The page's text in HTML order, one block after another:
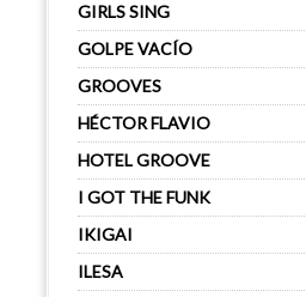
GIRLS SING
GOLPE VACÍO
GROOVES
HÉCTOR FLAVIO
HOTEL GROOVE
I GOT THE FUNK
IKIGAI
ILESA